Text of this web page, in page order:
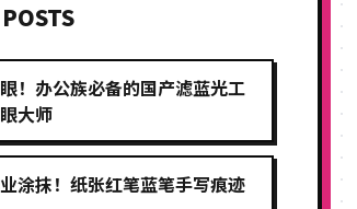
！办公族必备的国产滤蓝光工
大师
涂抹！纸张红笔蓝笔手写痕迹